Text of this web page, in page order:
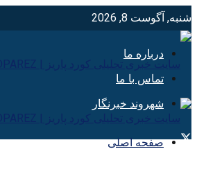
شنبه, آگوست 8, 2026
درباره ما
تماس با ما
شهروند خبرنگار
صفحه اصلی